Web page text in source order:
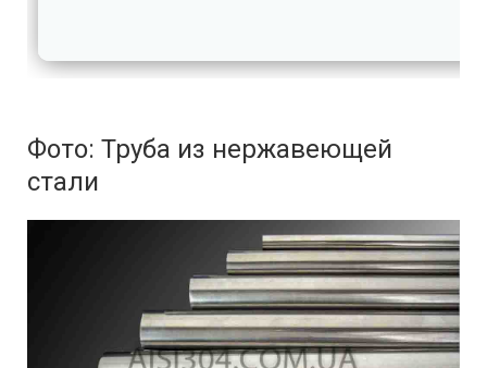
Фото: Труба из нержавеющей
стали